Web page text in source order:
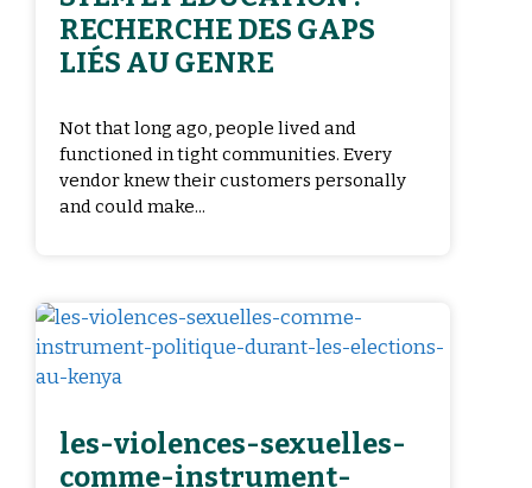
RECHERCHE DES GAPS
LIÉS AU GENRE
Not that long ago, people lived and
functioned in tight communities. Every
vendor knew their customers personally
and could make...
les-violences-sexuelles-
comme-instrument-